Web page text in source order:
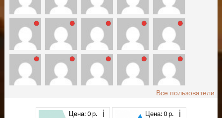
Все пользователи
Цена: 0 р. Цена: 0 р.